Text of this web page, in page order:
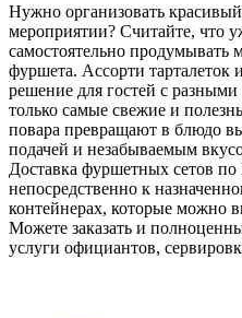
Нужно организовать
мероприятии? Считайте, что
самостоятельно продумывать
фуршета. Ассорти
решение для гостей с
только самые свежие и
повара превращают в блюдо
подачей и незабываемым
Доставка фуршетных сетов по
непосредственно к
контейнерах, которые можно
Можете заказать и
услуги официантов,